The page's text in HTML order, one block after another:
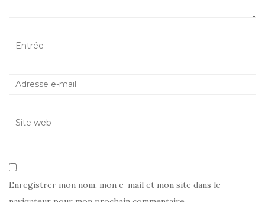
Enregistrer mon nom, mon e-mail et mon site dans le